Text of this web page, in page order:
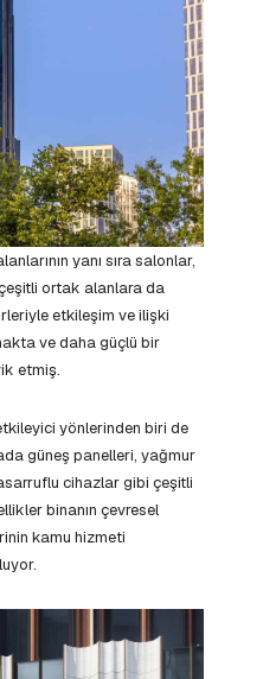
yanı sıra salonlar,
ortak alanlara da
etkileşim ve ilişki
ve daha güçlü bir
etmiş.
yönlerinden biri de
güneş panelleri, yağmur
cihazlar gibi çeşitli
binanın çevresel
kamu hizmeti